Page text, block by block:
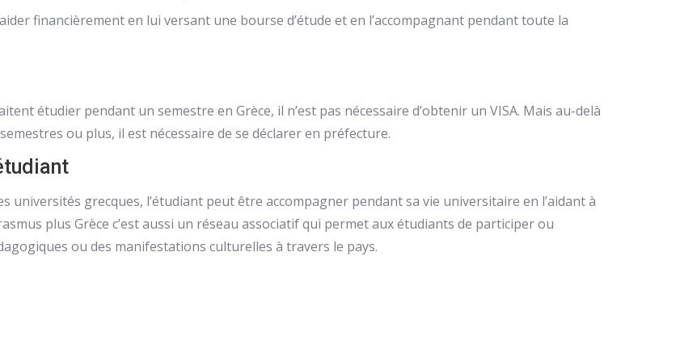
financièrement en lui versant une bourse d’étude et en l’accompagnant pendant toute la
étudier pendant un semestre en Grèce, il n’est pas nécessaire d’obtenir un VISA. Mais au-delà
ou plus, il est nécessaire de se déclarer en préfecture.
universités grecques, l’étudiant peut être accompagner pendant sa vie universitaire en l’aidant à
plus Grèce c’est aussi un réseau associatif qui permet aux étudiants de participer ou
ou des manifestations culturelles à travers le pays.